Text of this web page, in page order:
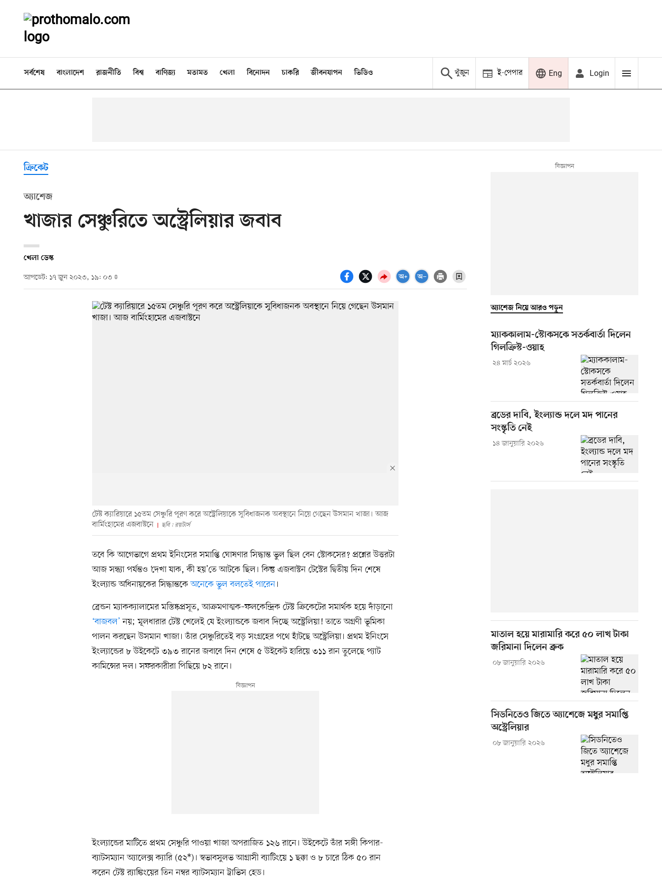
সর্বশেষ বাংলাদেশ রাজনীতি বিশ্ব বাণিজ্য মতামত খেলা বিনোদন চাকরি জীবনযাপন ভিডিও খুঁজুন ই-পেপার Eng Login
ক্রিকেট
অ্যাশেজ
খাজার সেঞ্চুরিতে অস্ট্রেলিয়ার জবাব
খেলা ডেস্ক
আপডেট: ১৭ জুন ২০২৩, ১৯: ০৩
টেস্ট ক্যারিয়ারে ১৫তম সেঞ্চুরি পূরণ করে অস্ট্রেলিয়াকে সুবিধাজনক অবস্থানে নিয়ে গেছেন উসমান খাজা। আজ
বার্মিংহামের এজবাস্টনে
ছবি : রয়টার্স
তবে কি আগেভাগে প্রথম ইনিংসের সমাপ্তি ঘোষণার সিদ্ধান্ত ভুল ছিল বেন স্টোকসের? প্রশ্নের উত্তরটা
আজ সন্ধ্যা পর্যন্তও ‘দেখা যাক, কী হয়’তে আটকে ছিল। কিন্তু এজবাস্টন টেস্টের দ্বিতীয় দিন শেষে
ইংল্যান্ড অধিনায়কের সিদ্ধান্তকেঅনেকে ভুল বলতেই পারেন।
ব্রেন্ডন ম্যাকক্যালামের মস্তিষ্কপ্রসূত, আক্রমণাত্মক–ফলকেন্দ্রিক টেস্ট ক্রিকেটের সমার্থক হয়ে দাঁড়ানো
‘বাজবল’ নয়; মূলধারার টেস্ট খেলেই যে ইংল্যান্ডকে জবাব দিচ্ছে অস্ট্রেলিয়া! তাতে অগ্রণী ভূমিকা
পালন করছেন উসমান খাজা। তাঁর সেঞ্চুরিতেই বড় সংগ্রহের পথে হাঁটছে অস্ট্রেলিয়া। প্রথম ইনিংসে
ইংল্যান্ডের ৮ উইকেটে ৩৯৩ রানের জবাবে দিন শেষে ৫ উইকেট হারিয়ে ৩১১ রান তুলেছে প্যাট
কামিন্সের দল। সফরকারীরা পিছিয়ে ৮২ রানে।
ইংল্যান্ডের মাটিতে প্রথম সেঞ্চুরি পাওয়া খাজা অপরাজিত ১২৬ রানে। উইকেটে তাঁর সঙ্গী কিপার-
ব্যাটসম্যান অ্যালেক্স ক্যারি (৫২*)। স্বভাবসুলভ আগ্রাসী ব্যাটিংয়ে ১ ছক্কা ও ৮ চারে ঠিক ৫০ রান
করেন টেস্ট র‍্যাঙ্কিংয়ের তিন নম্বর ব্যাটসম্যান ট্রাভিস হেড।
অ্যাশেজ নিয়ে আরও পড়ুন
ম্যাককালাম-স্টোকসকে সতর্কবার্তা দিলেন
গিলক্রিস্ট-ওয়াহ
২৪ মার্চ ২০২৬
ব্রডের দাবি, ইংল্যান্ড দলে মদ পানের
সংস্কৃতি নেই
১৪ জানুয়ারি ২০২৬
মাতাল হয়ে মারামারি করে ৫০ লাখ টাকা
জরিমানা দিলেন ব্রুক
০৮ জানুয়ারি ২০২৬
সিডনিতেও জিতে অ্যাশেজে মধুর সমাপ্তি
অস্ট্রেলিয়ার
০৮ জানুয়ারি ২০২৬